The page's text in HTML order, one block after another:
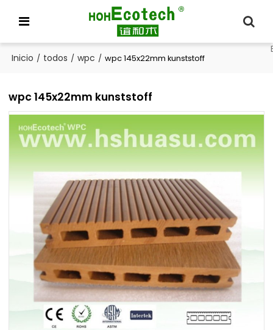
Inicio / todos / wpc / wpc 145x22mm kunststoff
wpc 145x22mm kunststoff